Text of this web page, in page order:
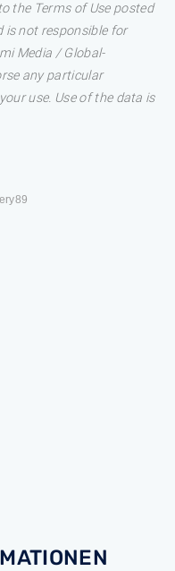
the Terms of Use posted
is not responsible for
Media / Global-
any particular
use. Use of the data is